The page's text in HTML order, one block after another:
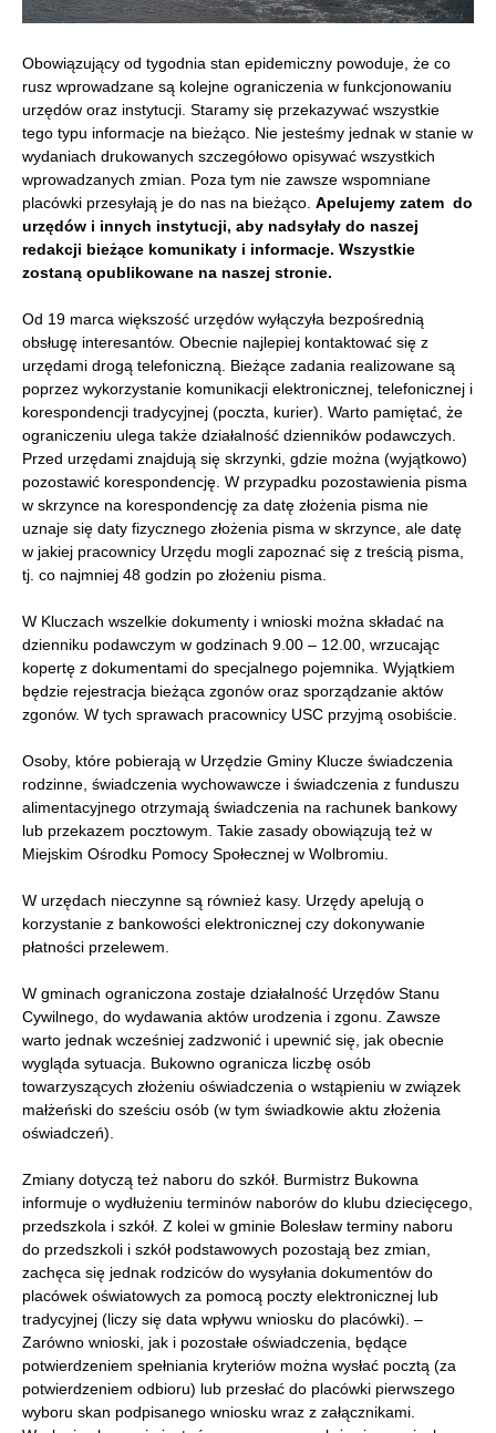
Obowiązujący od tygodnia stan epidemiczny powoduje, że co
rusz wprowadzane są kolejne ograniczenia w funkcjonowaniu
urzędów oraz instytucji. Staramy się przekazywać wszystkie
tego typu informacje na bieżąco. Nie jesteśmy jednak w stanie w
wydaniach drukowanych szczegółowo opisywać wszystkich
wprowadzanych zmian. Poza tym nie zawsze wspomniane
placówki przesyłają je do nas na bieżąco. Apelujemy zatem do
urzędów i innych instytucji, aby nadsyłały do naszej
redakcji bieżące komunikaty i informacje. Wszystkie
zostaną opublikowane na naszej stronie.
Od 19 marca większość urzędów wyłączyła bezpośrednią
obsługę interesantów. Obecnie najlepiej kontaktować się z
urzędami drogą telefoniczną. Bieżące zadania realizowane są
poprzez wykorzystanie komunikacji elektronicznej, telefonicznej i
korespondencji tradycyjnej (poczta, kurier). Warto pamiętać, że
ograniczeniu ulega także działalność dzienników podawczych.
Przed urzędami znajdują się skrzynki, gdzie można (wyjątkowo)
pozostawić korespondencję. W przypadku pozostawienia pisma
w skrzynce na korespondencję za datę złożenia pisma nie
uznaje się daty fizycznego złożenia pisma w skrzynce, ale datę
w jakiej pracownicy Urzędu mogli zapoznać się z treścią pisma,
tj. co najmniej 48 godzin po złożeniu pisma.
W Kluczach wszelkie dokumenty i wnioski można składać na
dzienniku podawczym w godzinach 9.00 – 12.00, wrzucając
kopertę z dokumentami do specjalnego pojemnika. Wyjątkiem
będzie rejestracja bieżąca zgonów oraz sporządzanie aktów
zgonów. W tych sprawach pracownicy USC przyjmą osobiście.
Osoby, które pobierają w Urzędzie Gminy Klucze świadczenia
rodzinne, świadczenia wychowawcze i świadczenia z funduszu
alimentacyjnego otrzymają świadczenia na rachunek bankowy
lub przekazem pocztowym. Takie zasady obowiązują też w
Miejskim Ośrodku Pomocy Społecznej w Wolbromiu.
W urzędach nieczynne są również kasy. Urzędy apelują o
korzystanie z bankowości elektronicznej czy dokonywanie
płatności przelewem.
W gminach ograniczona zostaje działalność Urzędów Stanu
Cywilnego, do wydawania aktów urodzenia i zgonu. Zawsze
warto jednak wcześniej zadzwonić i upewnić się, jak obecnie
wygląda sytuacja. Bukowno ogranicza liczbę osób
towarzyszących złożeniu oświadczenia o wstąpieniu w związek
małżeński do sześciu osób (w tym świadkowie aktu złożenia
oświadczeń).
Zmiany dotyczą też naboru do szkół. Burmistrz Bukowna
informuje o wydłużeniu terminów naborów do klubu dziecięcego,
przedszkola i szkół. Z kolei w gminie Bolesław terminy naboru
do przedszkoli i szkół podstawowych pozostają bez zmian,
zachęca się jednak rodziców do wysyłania dokumentów do
placówek oświatowych za pomocą poczty elektronicznej lub
tradycyjnej (liczy się data wpływu wniosku do placówki). –
Zarówno wnioski, jak i pozostałe oświadczenia, będące
potwierdzeniem spełniania kryteriów można wysłać pocztą (za
potwierdzeniem odbioru) lub przesłać do placówki pierwszego
wyboru skan podpisanego wniosku wraz z załącznikami.